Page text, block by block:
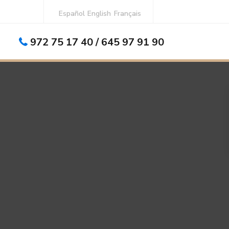
Español English Français
972 75 17 40 / 645 97 91 90